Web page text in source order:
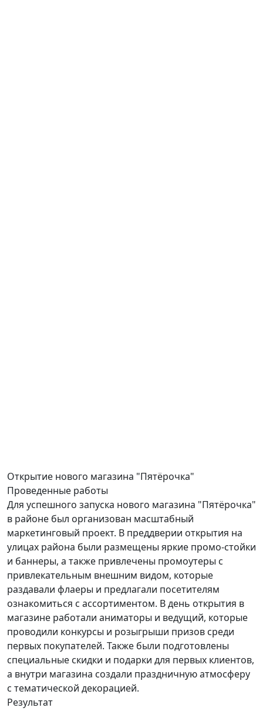
Открытие нового магазина "Пятёрочка"
Проведенные работы
Для успешного запуска нового магазина "Пятёрочка"
в районе был организован масштабный
маркетинговый проект. В преддверии открытия на
улицах района были размещены яркие промо-стойки
и баннеры, а также привлечены промоутеры с
привлекательным внешним видом, которые
раздавали флаеры и предлагали посетителям
ознакомиться с ассортиментом. В день открытия в
магазине работали аниматоры и ведущий, которые
проводили конкурсы и розыгрыши призов среди
первых покупателей. Также были подготовлены
специальные скидки и подарки для первых клиентов,
а внутри магазина создали праздничную атмосферу
с тематической декорацией.
Результат